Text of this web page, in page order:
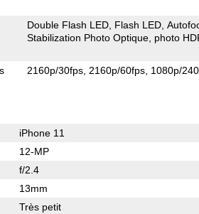
Double Flash LED Flash LED
Stabilization Photo Optique photo
2160p/30fps 2160p/60fps 1080p/
iPhone 11
12-MP
f/2.4
13mm
Très petit